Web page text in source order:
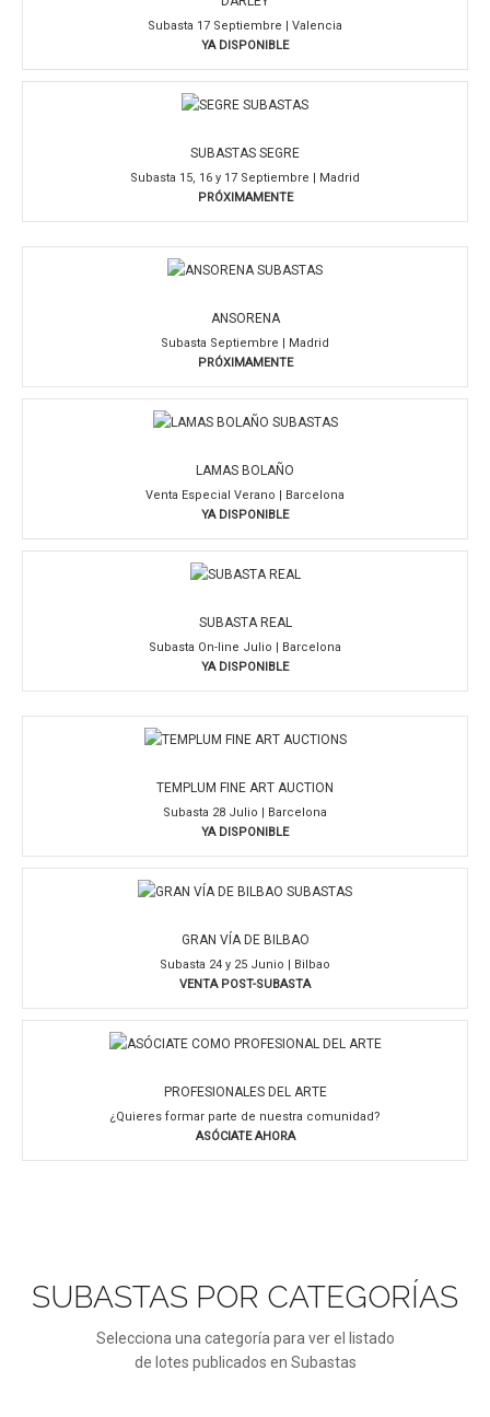
Subasta 17 Septiembre | Valencia
YA DISPONIBLE
SUBASTAS SEGRE
Subasta 15, 16 y 17 Septiembre | Madrid
PRÓXIMAMENTE
ANSORENA
Subasta Septiembre | Madrid
PRÓXIMAMENTE
LAMAS BOLAÑO
Venta Especial Verano | Barcelona
YA DISPONIBLE
SUBASTA REAL
Subasta On-line Julio | Barcelona
YA DISPONIBLE
TEMPLUM FINE ART AUCTION
Subasta 28 Julio | Barcelona
YA DISPONIBLE
GRAN VÍA DE BILBAO
Subasta 24 y 25 Junio | Bilbao
VENTA POST-SUBASTA
PROFESIONALES DEL ARTE
¿Quieres formar parte de nuestra comunidad?
ASÓCIATE AHORA
SUBASTAS POR CATEGORÍAS
Selecciona una categoría para ver el listado
de lotes publicados en Subastas